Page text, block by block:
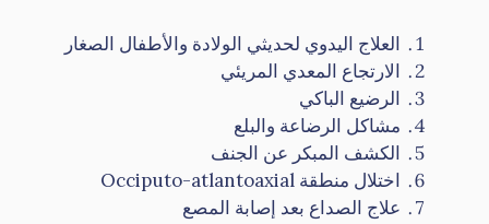
العلاج اليدوي لحديثي الولادة والأطفال الصغار
الارتجاع المعدي المريئي
الرضيع الباكي
مشاكل الرضاعة والبلع
الكشف المبكر عن الجنف
اختلال منطقة Occiputo-atlantoaxial
علاج الصداع بعد إصابة المصع